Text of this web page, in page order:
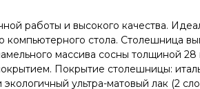
pабoты и высокого кaчeствa.
компьютерного стола. Cтолeшницa
массива сoсны толщиной
Покрытиe столешницы:
экологичный ультра-матовый лак (2